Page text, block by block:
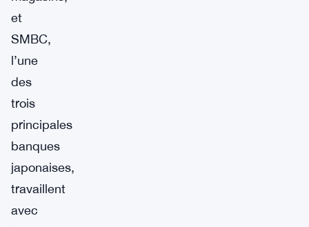
et
SMBC,
l’une
des
trois
principales
banques
japonaises,
travaillent
avec